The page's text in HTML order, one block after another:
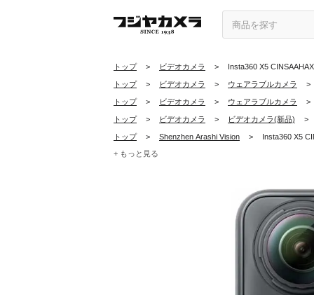
トップ > ビデオカメラ > Insta360 X5
トップ > ビデオカメラ > ウェアラブルカメラ >
トップ > ビデオカメラ > ウェアラブルカメラ >
トップ > ビデオカメラ > ビデオカメラ(新品) >
トップ > Shenzhen Arashi Vision >
Insta360 X5
+ もっと見る